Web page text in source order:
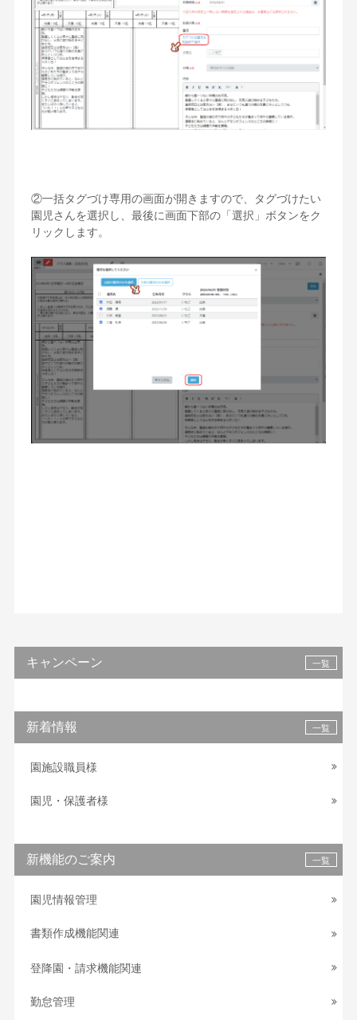
②一括タグづけ専用の画面が開きますので、タグづけたい
園児さんを選択し、最後に画面下部の「選択」ボタンをク
リックします。
キャンペーン 一覧
新着情報 一覧
園施設職員様
園児・保護者様
新機能のご案内 一覧
園児情報管理
書類作成機能関連
登降園・請求機能関連
勤怠管理